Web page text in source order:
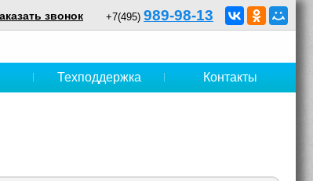
+7(495) 989-98-13
звонок
Техподдержка Контакты